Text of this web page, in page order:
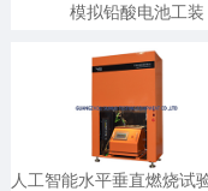
模拟铅酸电池工装